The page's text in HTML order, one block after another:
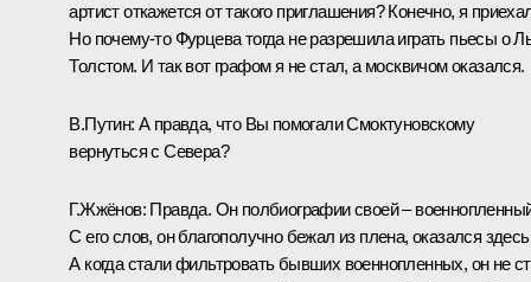
артист откажется от такого приглашения? Конечно, я
Но почему‑то Фурцева тогда не разрешила играть пьесы о
Толстом. И так вот графом я не стал, а москвичом оказался.
В.Путин: А правда, что Вы помогали Смоктуновскому
вернуться с Севера?
Г.Жжёнов: Правда. Он полбиографии своей –
С его слов, он благополучно бежал из плена, оказался
А когда стали фильтровать бывших военнопленных, он не